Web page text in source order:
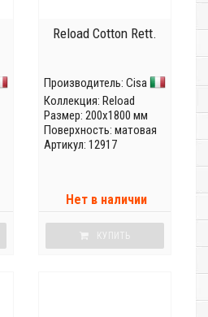
Reload Cotton Rett.
Производитель: Cisa
Коллекция: Reload
Размер: 200x1800 мм
Поверхность: матовая
Артикул: 12917
Нет в наличии
КУПИТЬ